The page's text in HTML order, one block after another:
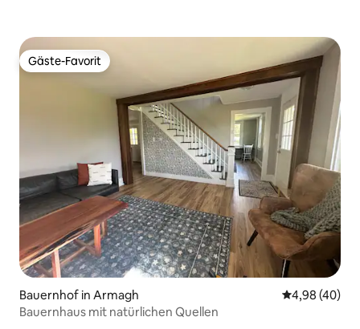
Gäste-Favorit
Gäste-Favorit
Bauernhof in Armagh
4,98 (40)
Bauernhaus mit natürlichen Quellen